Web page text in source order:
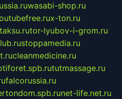
wasabi-shop.ru
x-ton.ru
taksu.rutor-lyubov-i-grom.ru
stoppamedia.ru
cleanmedicine.ru
tutmassage.ru
falcorussia.ru
net-life.net.ru